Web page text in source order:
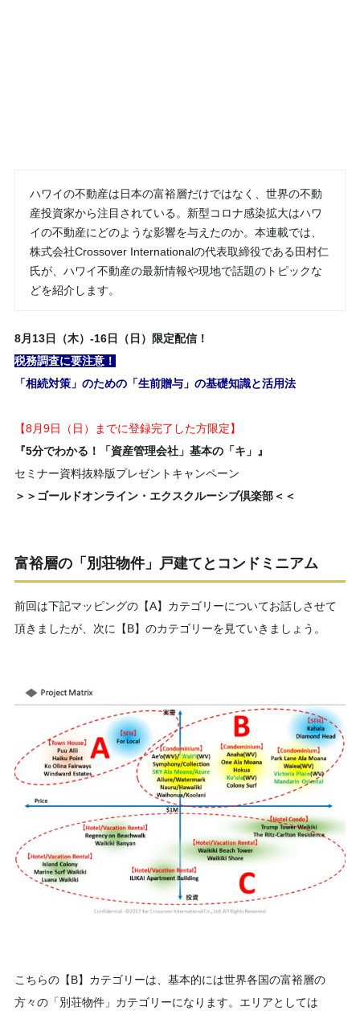
ハワイの不動産は日本の富裕層だけではなく、世界の不動
産投資家から注目されている。新型コロナ感染拡大はハワ
イの不動産にどのような影響を与えたのか。本連載では、
株式会社Crossover Internationalの代表取締役である田村仁
氏が、ハワイ不動産の最新情報や現地で話題のトピックな
どを紹介します。
8月 13日（木）-16日（日）
限定配信！
税務調査に要注意！
「相続対策」のための「生前贈与」の基礎知識と活用法
【8月9日（日）までに登録完了した方限定】
『5分でわかる！「資産管理会社」基本の「キ」』
セミナー資料抜粋版プレゼントキャンペーン
＞＞ゴールドオンライン・エクスクルーシブ倶楽部＜＜
富裕層の「別荘物件」戸建てとコンドミニアム
前回は下記マッピングの【A】カテゴリーについてお話しさせて
頂きましたが、次に【B】のカテゴリーを見ていきましょう。
こちらの【B】カテゴリーは、基本的には世界各国の富裕層の
方々の「別荘物件」カテゴリーになります。エリアとしては